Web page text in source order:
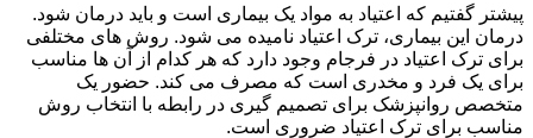
پیشتر گفتیم که اعتیاد به مواد یک بیماری است و باید درمان شود.
درمان این بیماری، ترک اعتیاد نامیده می شود. روش های مختلفی
برای ترک اعتیاد در فرجام وجود دارد که هر کدام از آن ها مناسب
برای یک فرد و مخدری است که مصرف می کند. حضور یک
متخصص روانپزشک برای تصمیم گیری در رابطه با انتخاب روش
مناسب برای ترک اعتیاد ضروری است.